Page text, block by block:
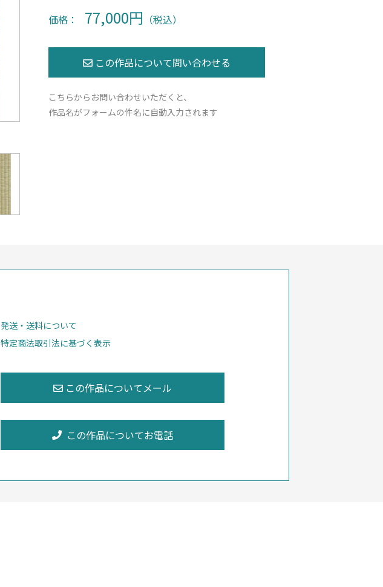
価格： 77,000円 （税込）
こちらからお問い合わせいただくと、
作品名がフォームの件名に自動入力されます
発送・送料について
特定商法取引法に基づく表示
この作品についてお電話